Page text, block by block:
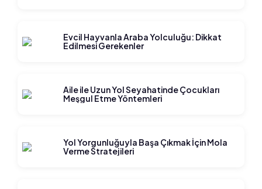
Evcil Hayvanla Araba Yolculuğu: Dikkat
Edilmesi Gerekenler
Aile ile Uzun Yol Seyahatinde Çocukları
Meşgul Etme Yöntemleri
Yol Yorgunluğuyla Başa Çıkmak İçin Mola
Verme Stratejileri